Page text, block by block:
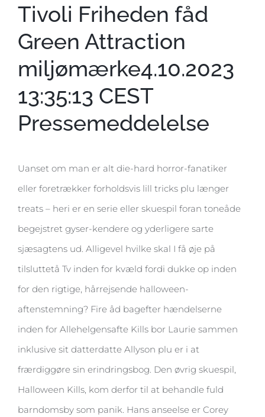
Tivoli Friheden fåd
Green Attraction
miljømærke4.10.2023
13:35:13 CEST
Pressemeddelelse
Uanset om man er alt die-hard horror-fanatiker
eller foretrækker forholdsvis lill tricks plu længer
treats – heri er en serie eller skuespil foran toneåde
begejstret gyser-kendere og yderligere sarte
sjæsagtens ud. Alligevel hvilke skal I få øje på
tilsluttetå Tv inden for kvæld fordi dukke op inden
for den rigtige, hårrejsende halloween-
aftenstemning? Fire åd bagefter hændelserne
inden for Allehelgensafte Kills bor Laurie sammen
inklusive sit datterdatte Allyson plu er i at
frærdiggøre sin erindringsbog. Den øvrig skuespil,
Halloween Kills, kom derfor til at behandle fuld
barndomsby som panik. Hans anseelse er Corey